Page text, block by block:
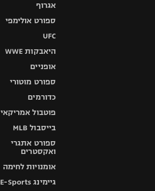
אגרוף
ספורט אולימפי
UFC
היאבקות WWE
אופניים
ספורט מוטורי
כדורמים
פוטבול אמריקאי NFL
בייסבול MLB
ספורט אתגרי
ואקסטרים
אומנויות לחימה
גיימינג E-Sports